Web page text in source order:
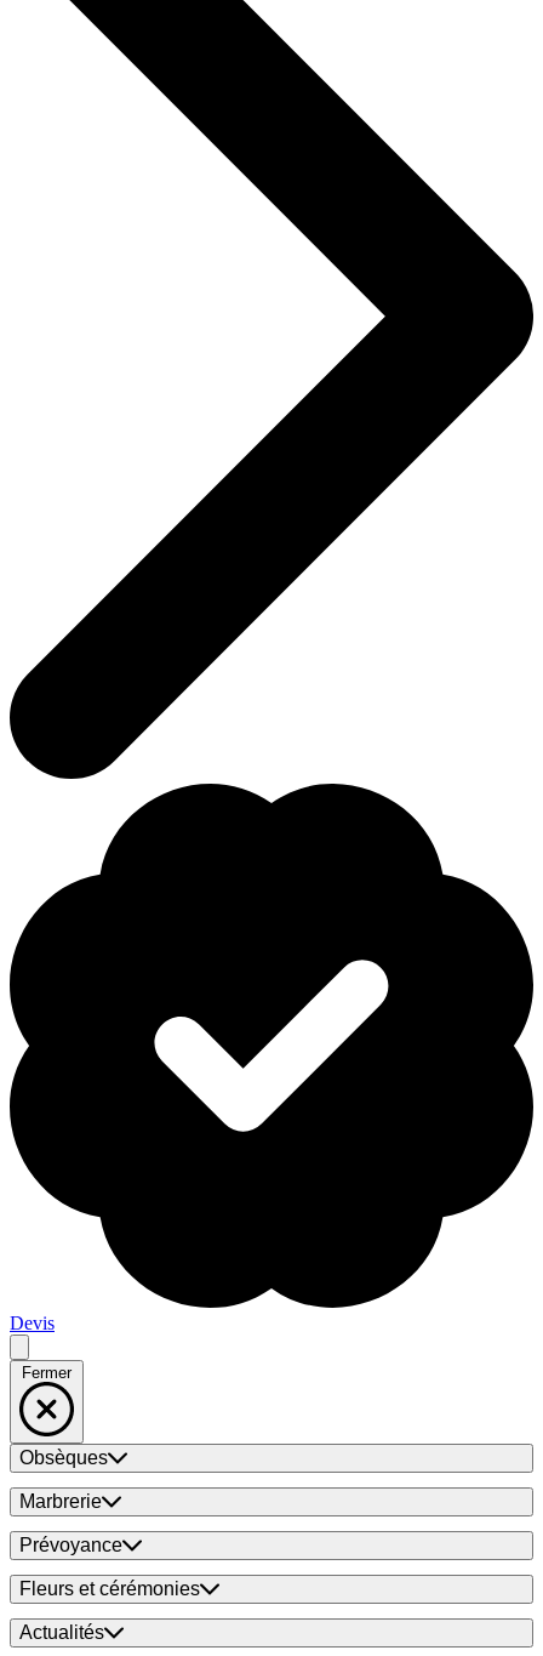
Devis
Fermer
Obsèques
Marbrerie
Prévoyance
Fleurs et cérémonies
Actualités